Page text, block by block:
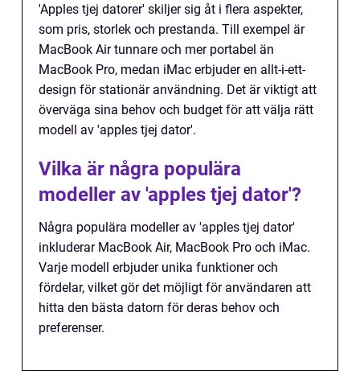
'Apples tjej datorer' skiljer sig åt i flera aspekter,
som pris, storlek och prestanda. Till exempel är
MacBook Air tunnare och mer portabel än
MacBook Pro, medan iMac erbjuder en allt-i-ett-
design för stationär användning. Det är viktigt att
överväga sina behov och budget för att välja rätt
modell av 'apples tjej dator'.
Vilka är några populära
modeller av 'apples tjej dator'?
Några populära modeller av 'apples tjej dator'
inkluderar MacBook Air, MacBook Pro och iMac.
Varje modell erbjuder unika funktioner och
fördelar, vilket gör det möjligt för användaren att
hitta den bästa datorn för deras behov och
preferenser.